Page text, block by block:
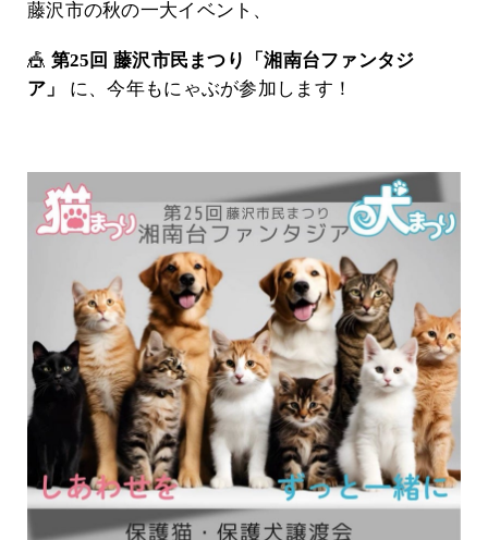
藤沢市の秋の一大イベント、
🎪 第25回 藤沢市民まつり「湘南台ファンタジ
ア」
に、今年もにゃぶが参加します！